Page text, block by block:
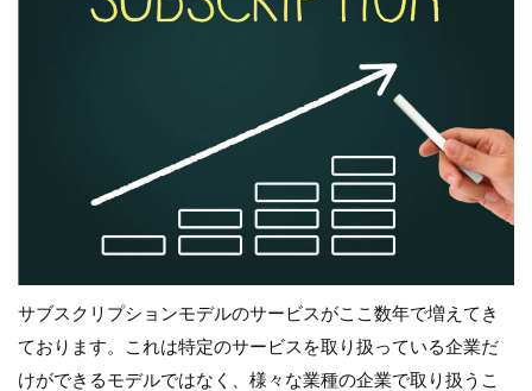
サブスクリプションモデルのサービスがここ数年で増えてき
ております。これは特定のサービスを取り扱っている企業だ
けができるモデルではなく、様々な業種の企業で取り扱うこ